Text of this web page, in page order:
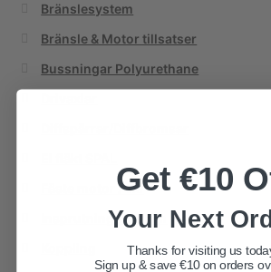
Bränslesystem
Bränsle & Motor tillsatser
Bussningar Polyurethane
Fäste motor / vxl
Insprutningssystem
Get €10
Your Next
Thanks for visiting us
Sign up & save €10 on orders